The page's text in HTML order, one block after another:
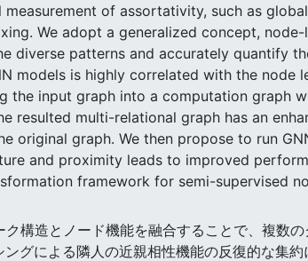
of assortativity, such as
We adopt a generalized concept, node-
diverse patterns and accurately quantify
models is highly correlated with the node
input graph into a computation graph
resulted multi-relational graph has an
original graph. We then propose to run
and proximity leads to improved
framework for semi-supervised
構造とノード機能を融合することで、複数
グによる隣人の近親相性機能の反復的な集約